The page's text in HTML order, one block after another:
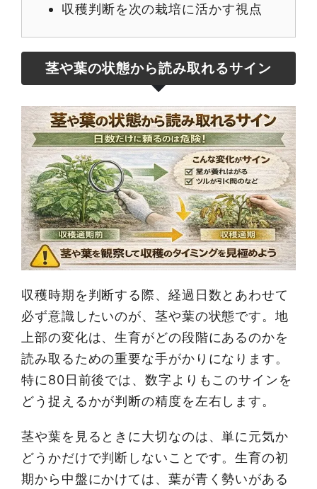
収穫判断を次の栽培に活かす視点
茎や葉の状態から読み取れるサイン
収穫時期を判断する際、経過日数とあわせて
必ず意識したいのが、茎や葉の状態です。地
上部の変化は、生育がどの段階にあるのかを
読み取るための重要な手がかりになります。
特に80日前後では、数字よりもこのサインを
どう捉えるかが判断の精度を左右します。
茎や葉を見るときに大切なのは、単に元気か
どうかだけで判断しないことです。生育の初
期から中盤にかけては、葉が青く勢いがある